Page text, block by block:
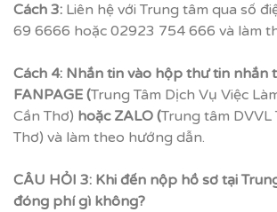
Cách 3: Liên hệ với Trung tâm qua số
69 6666 hoặc 02923 754 666 và làm
Cách 4: Nhắn tin vào hộp thư tin nhắn
FANPAGE (Trung Tâm Dịch Vụ Việc
Cần Thơ) hoặc ZALO (Trung tâm DVVL
Thơ) và làm theo hướng dẫn.
CÂU HỎI 3: Khi đến nộp hồ sơ tại
đóng phí gì không?